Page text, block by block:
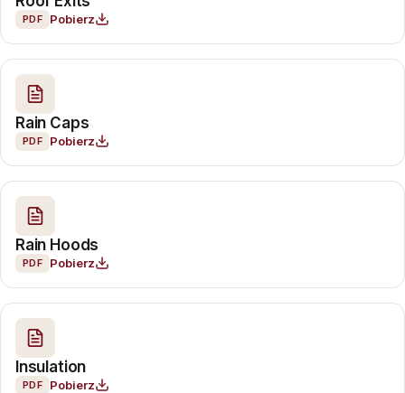
PDF Pobierz
Rain Caps
PDF Pobierz
Rain Hoods
PDF Pobierz
Insulation
PDF Pobierz